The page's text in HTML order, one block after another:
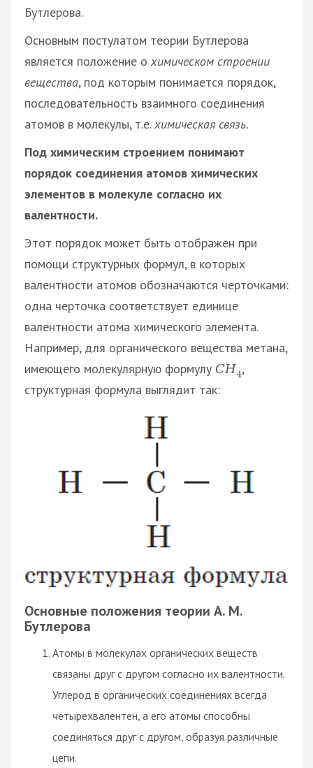
Бутлерова.
Основным постулатом теории Бутлерова
является положение о химическом строении
вещества, под которым понимается порядок,
последовательность взаимного соединения
атомов в молекулы, т.е.химическая связь.
Под химическим строением понимают
порядок соединения атомов химических
элементов в молекуле согласно их
валентности.
Этот порядок может быть отображен при
помощи структурных формул, в которых
валентности атомов обозначаются черточками:
одна черточка соответствует единице
валентности атома химического элемента.
Например, для органического вещества метана,
имеющего молекулярную формулу СН4,
структурная формула выглядит так:
Основные положения теории А. М.
Бутлерова
Атомы в молекулах органических веществ
связаны друг с другом согласно их валентности.
Углерод в органических соединениях всегда
четырехвалентен, а его атомы способны
соединяться друг с другом, образуя различные
цепи.